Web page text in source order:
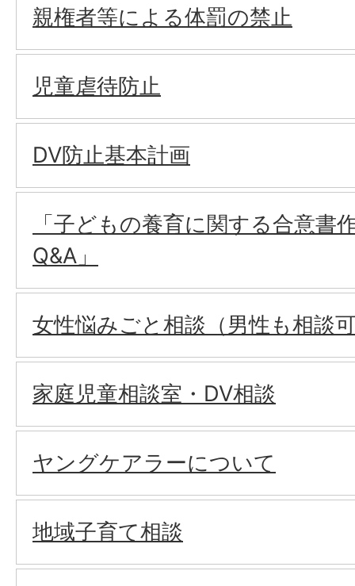
親権者等による体罰の禁止
児童虐待防止
DV防止基本計画
「子どもの養育に関する合意書
Q&A」
女性悩みごと相談（男性も相談
家庭児童相談室・DV相談
ヤングケアラーについて
地域子育て相談